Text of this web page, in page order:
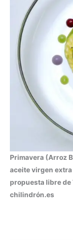
Primavera (Arroz
aceite virgen extra
propuesta libre de
chilindrón.es